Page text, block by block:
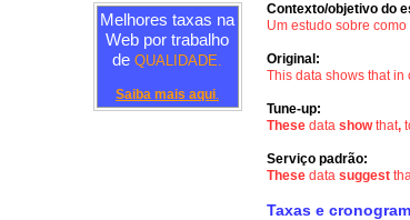
Contexto/objetivo do
Um estudo sobre
Original:
This data shows that
Tune-up:
Thesedatashowthat,
Serviço padrão:
These datasuggest
Taxas e
Melhores taxas na
Web por trabalho
de QUALIDADE.
Saiba mais aqui.